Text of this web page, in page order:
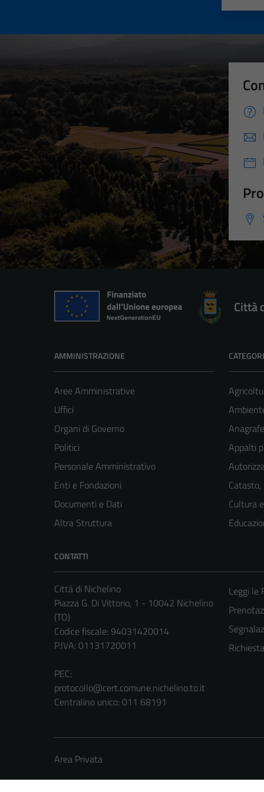
Città
AMMINISTRAZIONE
Aree Amministrative
Uffici
Organi di Governo
Politici
Personale Amministrativo
Enti e Fondazioni
Documenti e Dati
Altra Struttura
Appalti
Catasto,
Cultura
CONTATTI
Città di Nichelino
Piazza G. Di Vittorio, 1 - 10042 Nichelino
(TO)
Codice fiscale: 94031420014
P.IVA: 01131720011
PEC:
protocollo@cert.comune.nichelino.to.it
Centralino unico: 011 68191
Leggi le
Area Privata